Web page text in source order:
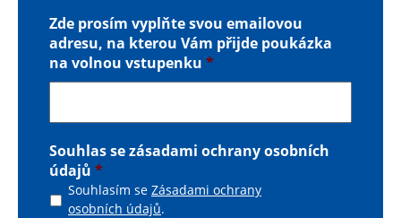
Zde prosím vyplňte svou emailovou
adresu, na kterou Vám přijde poukázka
na volnou vstupenku *
Souhlas se zásadami ochrany osobních
údajů *
Souhlasím se Zásadami ochrany
osobních údajů.